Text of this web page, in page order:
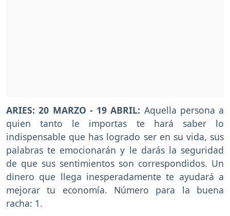
ARIES: 20 MARZO - 19 ABRIL: Aquella persona a
quien tanto le importas te hará saber lo
indispensable que has logrado ser en su vida, sus
palabras te emocionarán y le darás la seguridad
de que sus sentimientos son correspondidos. Un
dinero que llega inesperadamente te ayudará a
mejorar tu economía. Número para la buena
racha: 1.